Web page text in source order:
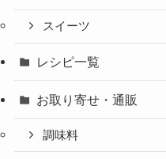
スイーツ
レシピ一覧
お取り寄せ・通販
調味料